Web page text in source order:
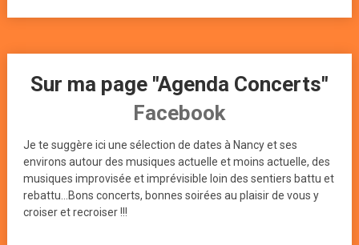
Sur ma page "Agenda Concerts"
Facebook
Je te suggère ici une sélection de dates à Nancy et ses
environs autour des musiques actuelle et moins actuelle, des
musiques improvisée et imprévisible loin des sentiers battu et
rebattu...Bons concerts, bonnes soirées au plaisir de vous y
croiser et recroiser !!!